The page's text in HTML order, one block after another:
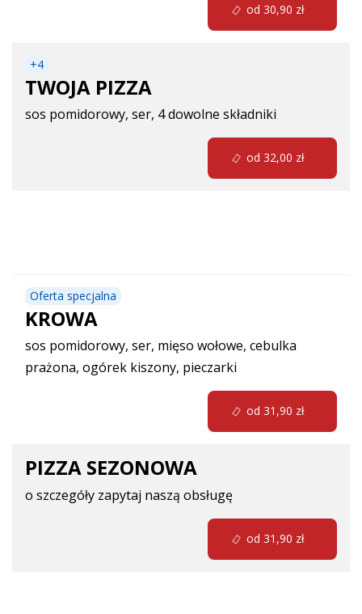
+4
TWOJA PIZZA
sos pomidorowy, ser, 4 dowolne składniki
Oferta specjalna
KROWA
sos pomidorowy, ser, mięso wołowe, cebulka
prażona, ogórek kiszony, pieczarki
PIZZA SEZONOWA
o szczegóły zapytaj naszą obsługę